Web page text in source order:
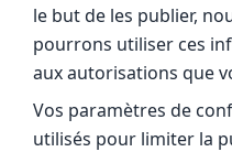
le but de les publier,
pourrons utiliser ces
aux autorisations que
Vos paramètres de
utilisés pour limiter la